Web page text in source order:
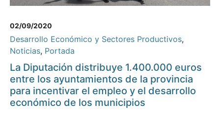
02/09/2020
Desarrollo Económico y Sectores Productivos,
Noticias, Portada
La Diputación distribuye 1.400.000 euros
entre los ayuntamientos de la provincia
para incentivar el empleo y el desarrollo
económico de los municipios